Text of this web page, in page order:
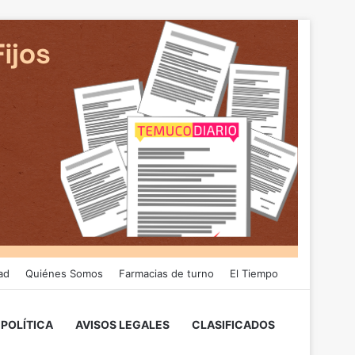
Quiénes Somos Farmacias de turno El Tiempo
POLÍTICA AVISOS LEGALES CLASIFICADOS